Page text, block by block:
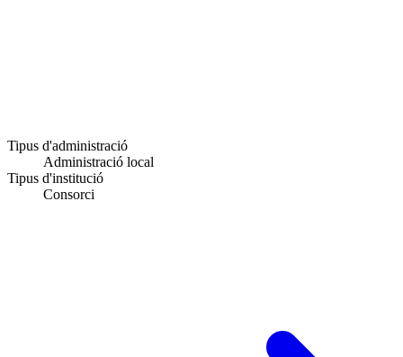
Tipus d'administració
Administració local
Tipus d'institució
Consorci